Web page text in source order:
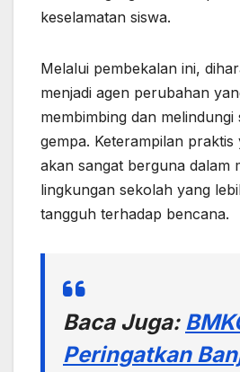
keselamatan siswa.
Melalui pembekalan ini,
menjadi agen perubahan
membimbing dan melindungi
gempa. Keterampilan praktis
akan sangat berguna dalam
lingkungan sekolah yang
tangguh terhadap bencana.
Baca Juga:
Peringatkan